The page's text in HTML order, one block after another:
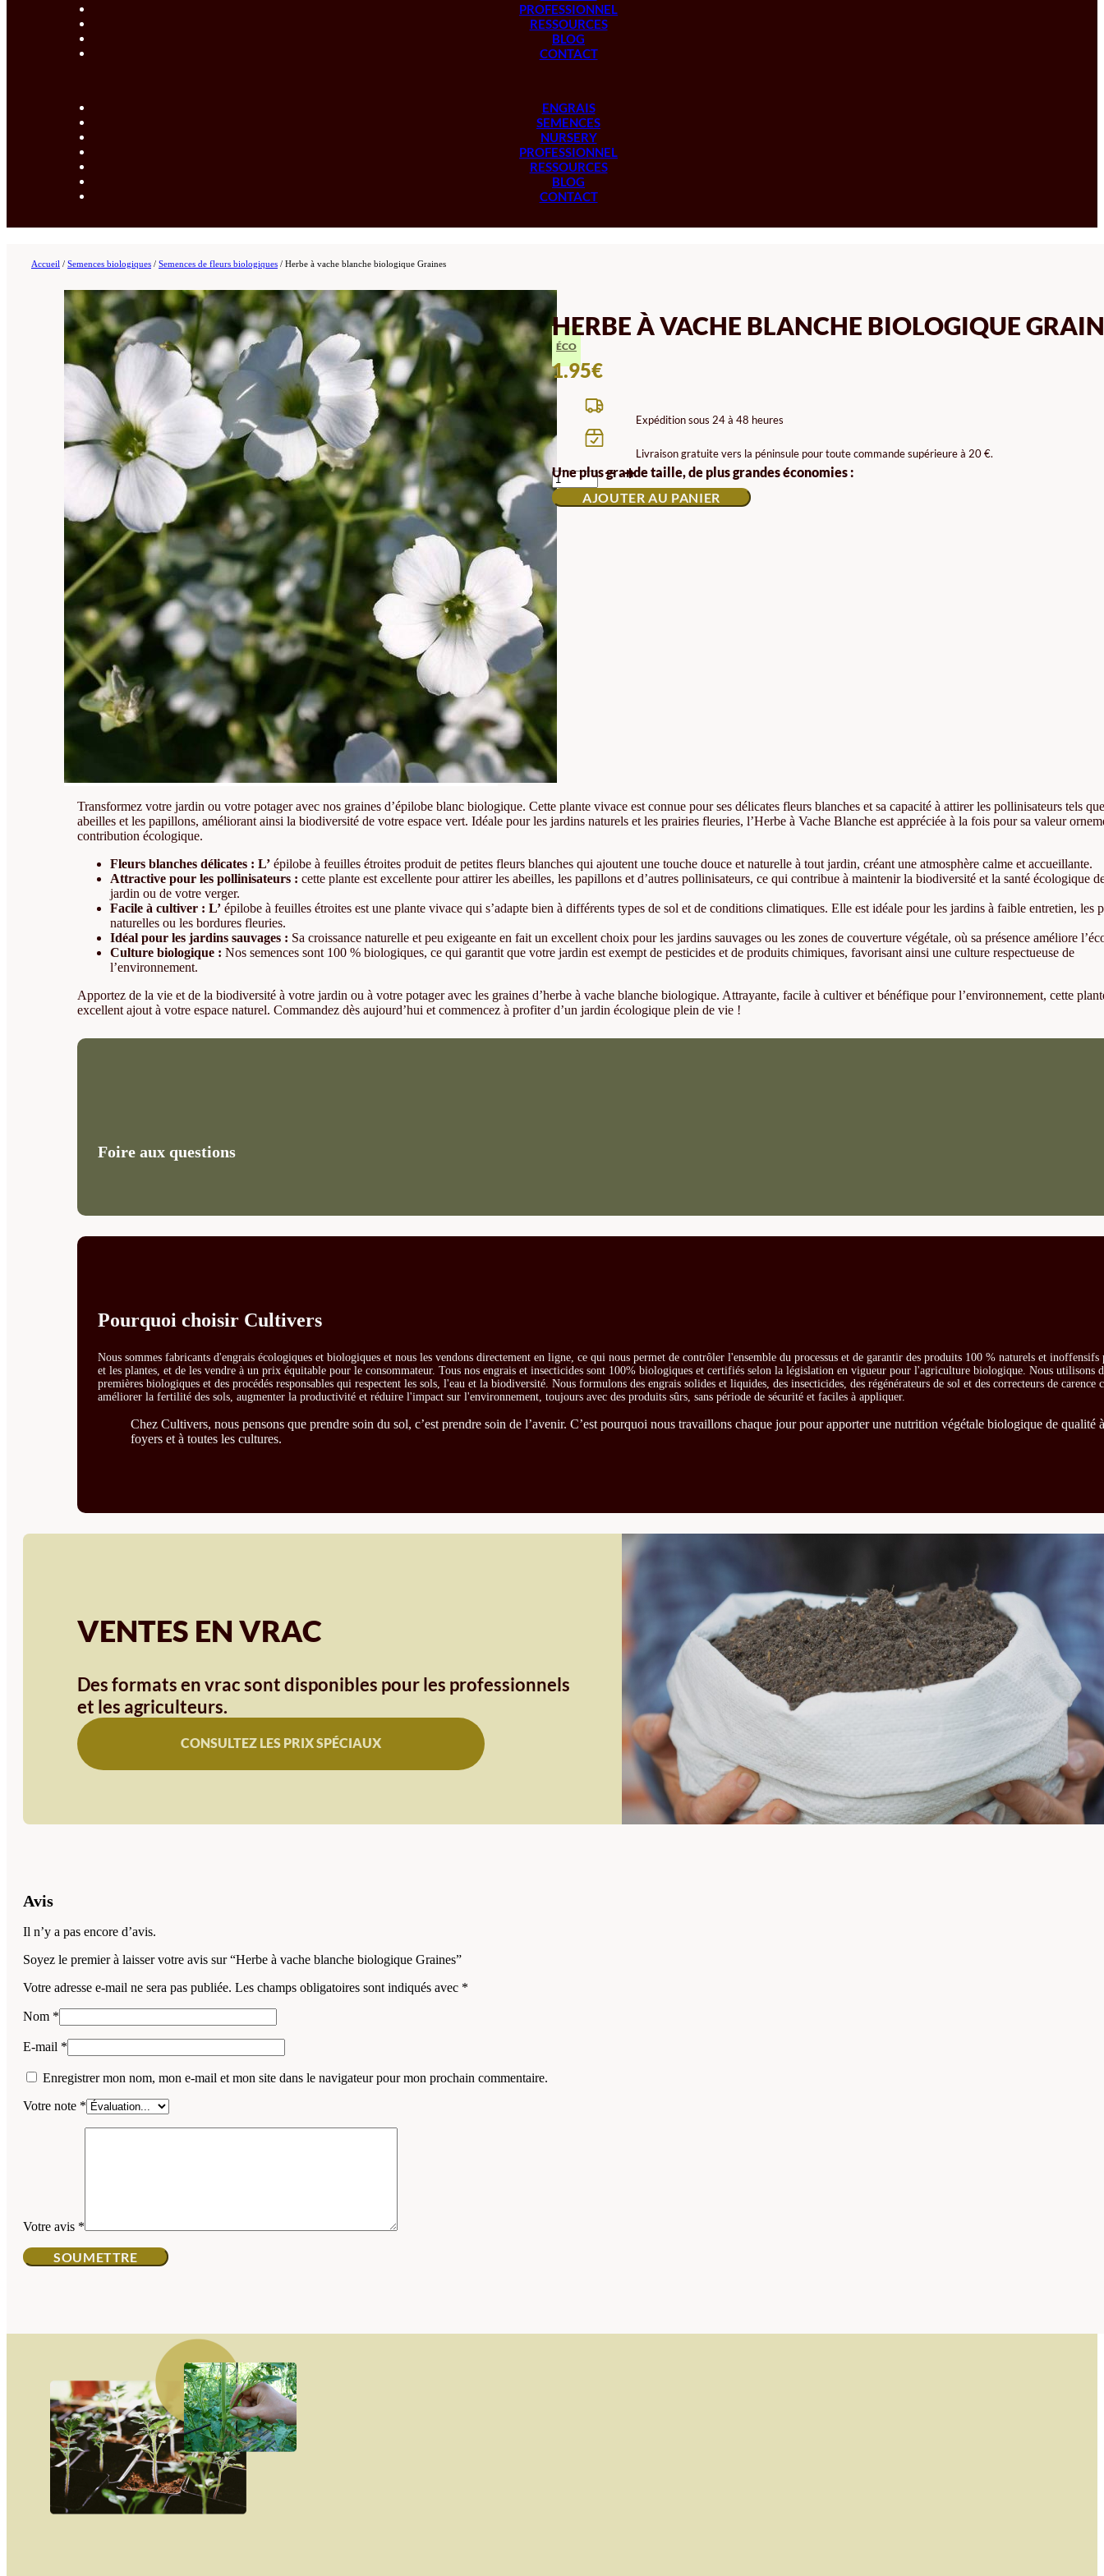
PROFESSIONNEL
RESSOURCES
BLOG
CONTACT
ENGRAIS
SEMENCES
NURSERY
PROFESSIONNEL
RESSOURCES
BLOG
CONTACT
Accueil / Semences biologiques / Semences de fleurs biologiques / Herbe à vache blanche biologique Graines
HERBE À VACHE BLANCHE BIOLOGIQUE
ÉCO
1.95€
Expédition sous 24 à 48 heures
Livraison gratuite vers la péninsule pour toute commande supérieure à 20 €.
Une plus grande taille, de plus grandes économies :
QUANTITÉ
DE
HERBE
À
BLANCHE
AJOUTER AU PANIER
Transformez votre jardin ou votre potager avec nos graines d’épilobe blanc biologique. Cette plante vivace est connue pour ses délicates fleurs blanches et sa capacité à attirer les pollinisateurs tels
abeilles et les papillons, améliorant ainsi la biodiversité de votre espace vert. Idéale pour les jardins naturels et les prairies fleuries, l’Herbe à Vache Blanche est appréciée à la fois pour sa valeur
contribution écologique.
Fleurs blanches délicates : L’ épilobe à feuilles étroites produit de petites fleurs blanches qui ajoutent une touche douce et naturelle à tout jardin, créant une atmosphère calme et accueillante.
Attractive pour les pollinisateurs : cette plante est excellente pour attirer les abeilles, les papillons et d’autres pollinisateurs, ce qui contribue à maintenir la biodiversité et la santé écologique
jardin ou de votre verger.
Facile à cultiver : L’ épilobe à feuilles étroites est une plante vivace qui s’adapte bien à différents types de sol et de conditions climatiques. Elle est idéale pour les jardins à faible entretien, les
naturelles ou les bordures fleuries.
Idéal pour les jardins sauvages : Sa croissance naturelle et peu exigeante en fait un excellent choix pour les jardins sauvages ou les zones de couverture végétale, où sa présence améliore
Culture biologique : Nos semences sont 100 % biologiques, ce qui garantit que votre jardin est exempt de pesticides et de produits chimiques, favorisant ainsi une culture respectueuse de
l’environnement.
Apportez de la vie et de la biodiversité à votre jardin ou à votre potager avec les graines d’herbe à vache blanche biologique. Attrayante, facile à cultiver et bénéfique pour l’environnement, cette
excellent ajout à votre espace naturel. Commandez dès aujourd’hui et commencez à profiter d’un jardin écologique plein de vie !
Foire aux questions
Pourquoi choisir Cultivers
Nous sommes fabricants d'engrais écologiques et biologiques et nous les vendons directement en ligne, ce qui nous permet de contrôler l'ensemble du processus et de garantir des produits 100 % naturels et
et les plantes, et de les vendre à un prix équitable pour le consommateur. Tous nos engrais et insecticides sont 100% biologiques et certifiés selon la législation en vigueur pour l'agriculture biologique. Nous utilisons
premières biologiques et des procédés responsables qui respectent les sols, l'eau et la biodiversité. Nous formulons des engrais solides et liquides, des insecticides, des régénérateurs de sol et des correcteurs de carence
améliorer la fertilité des sols, augmenter la productivité et réduire l'impact sur l'environnement, toujours avec des produits sûrs, sans période de sécurité et faciles à appliquer.
Chez Cultivers, nous pensons que prendre soin du sol, c’est prendre soin de l’avenir. C’est pourquoi nous travaillons chaque jour pour apporter une nutrition végétale biologique de qualité
foyers et à toutes les cultures.
VENTES EN VRAC
Des formats en vrac sont disponibles pour les professionnels
et les agriculteurs.
CONSULTEZ LES PRIX SPÉCIAUX
Avis
Il n’y a pas encore d’avis.
Soyez le premier à laisser votre avis sur “Herbe à vache blanche biologique Graines”
Votre adresse e-mail ne sera pas publiée. Les champs obligatoires sont indiqués avec *
Nom *
E-mail *
Enregistrer mon nom, mon e-mail et mon site dans le navigateur pour mon prochain commentaire.
Votre note *
Votre avis *